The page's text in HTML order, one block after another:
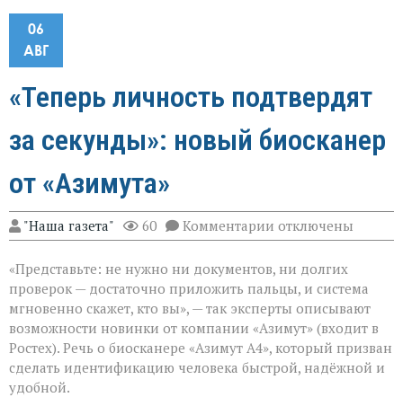
06
АВГ
«Теперь личность подтвердят
за секунды»: новый биосканер
от «Азимута»
"Наша газета" 60 Комментарии к
записи
личность
подтвердят
за
секунды»:
новый
биосканер
от
«Азимута»
отключены
«Представьте: не нужно ни документов, ни долгих
проверок — достаточно приложить пальцы, и система
мгновенно скажет, кто вы», — так эксперты описывают
возможности новинки от компании «Азимут» (входит в
Ростех). Речь о биосканере «Азимут А4», который призван
сделать идентификацию человека быстрой, надёжной и
удобной.